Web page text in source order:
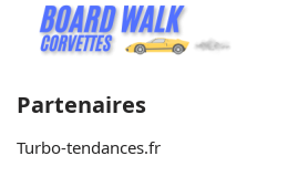
Partenaires
Turbo-tendances.fr